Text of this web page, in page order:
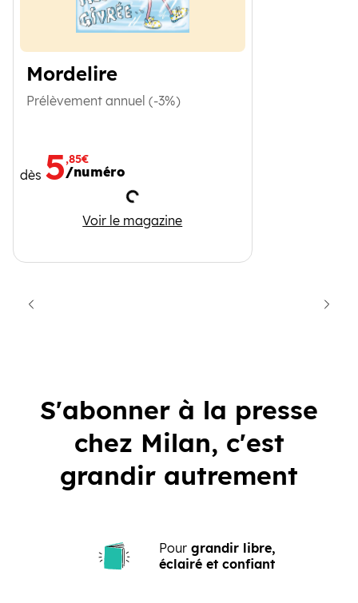
Mordelire
Prélèvement annuel (-3%)
dès 5,85€
/numéro
Chargement
Voir le magazine
Mordelire
S'abonner à la presse
chez Milan, c'est
grandir autrement
Pour grandir libre,
éclairé et confiant